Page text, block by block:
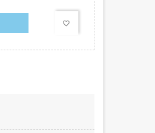
favorite_border